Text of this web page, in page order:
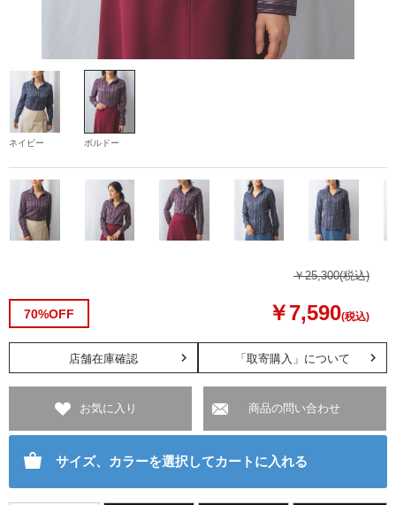
ネイビー ボルドー
￥25,300(税込)
70%OFF ￥7,590(税込)
「取寄購入」について
店舗在庫確認
お気に入り 商品の問い合わせ
サイズ、カラーを選択してカートに入れる